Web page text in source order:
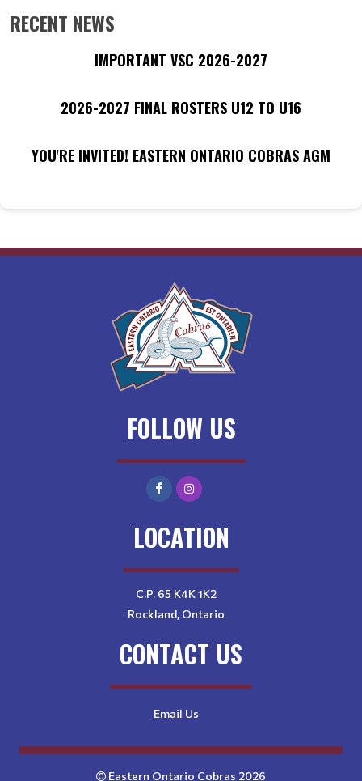
RECENT NEWS
IMPORTANT VSC 2026-2027
2026-2027 FINAL ROSTERS U12 TO U16
YOU'RE INVITED! EASTERN ONTARIO COBRAS AGM
FOLLOW US
LOCATION
C.P. 65 K4K 1K2
Rockland, Ontario
CONTACT US
Email Us
Eastern Ontario Cobras 2026